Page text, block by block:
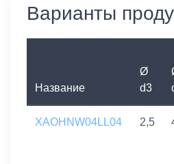
Варианты
Название
Ø
d3
XAOHNW04LL04 2,5